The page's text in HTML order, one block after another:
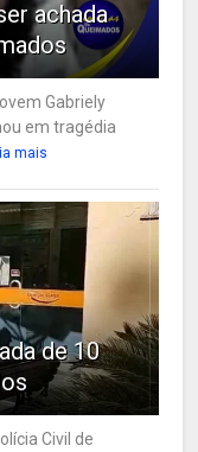
achada
Gabriely
em tragédia
mais
de 10
Civil de